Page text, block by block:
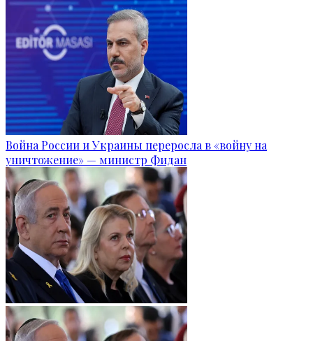
Война России и Украины переросла в «войну на
уничтожение» — министр Фидан